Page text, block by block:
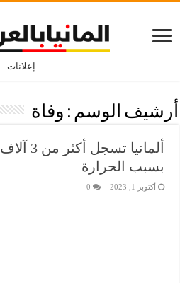
إعلانات
أرشيف الوسم : وفاة
بسبب الحرارة
أكتوبر 1, 2023 0